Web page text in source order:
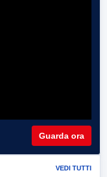
Guarda ora
VEDI TUTTI